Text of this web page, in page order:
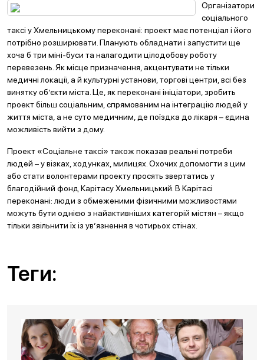
Організатори
соціального
таксі у Хмельницькому переконані: проект має потенціал і його
потрібно розширювати. Планують обладнати і запустити ще
хоча б три міні-буси та налагодити цілодобову роботу
перевезень. Як місце призначення, акцентувати не тільки
медичні локації, а й культурні установи, торгові центри, всі без
винятку об’єкти міста. Це, як переконані ініціатори, зробить
проект більш соціальним, спрямованим на інтеграцію людей у
життя міста, а не суто медичним, де поїздка до лікаря – єдина
можливість вийти з дому.
Проект «Соціальне таксі» також показав реальні потреби
людей – у візках, ходунках, милицях. Охочих допомогти з цим
або стати волонтерами проекту просять звертатись у
благодійний фонд Карітасу Хмельницький. В Карітасі
переконані: люди з обмеженими фізичними можливостями
можуть бути однією з найактивніших категорій містян – якщо
тільки звільнити їх із ув’язнення в чотирьох стінах.
Теги: